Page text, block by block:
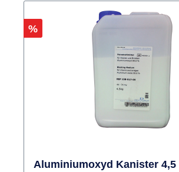
Rabatt
%
Aluminiumoxyd Kanister 4,5